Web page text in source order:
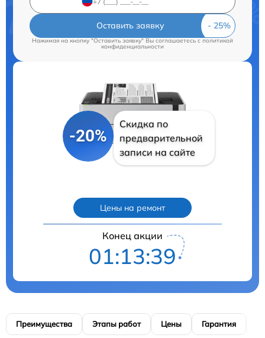
Оставить заявку
Нажимая на кнопку "Оставить заявку" Вы соглашаетесь cполитикой
конфиденциальности
-20%
Скидка по
предварительной
записи на сайте
Цены на ремонт
Конец акции
01:13:38
Преимущества Этапы работ Цены Гарантия